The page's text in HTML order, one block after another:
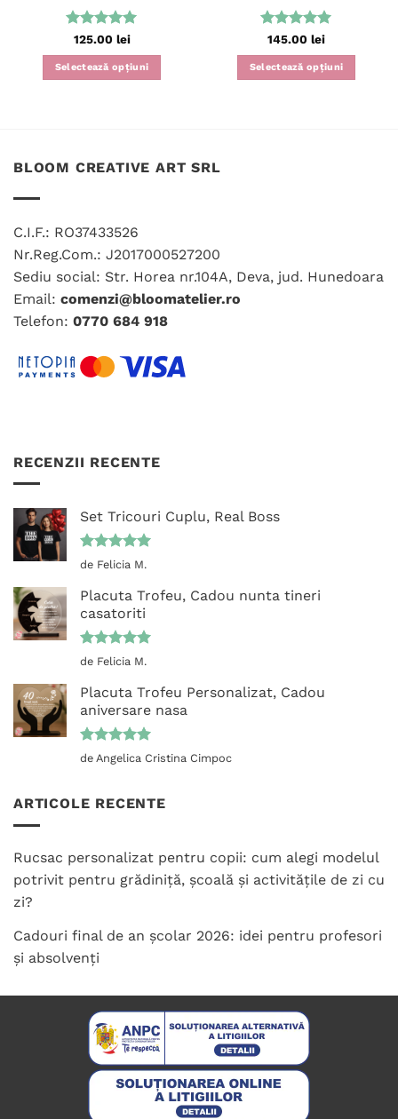
Evaluat la
5din 5
125.00 lei
Selectează opțiuni
multe
fi
alese
în
pagina
Evaluat la
5din 5
145.00 lei
Selectează opțiuni
în
BLOOM CREATIVE ART SRL
C.I.F.: RO37433526
Nr.Reg.Com.: J2017000527200
Sediu social: Str. Horea nr.104A, Deva, jud. Hunedoara
Email: comenzi@bloomatelier.ro
Telefon: 0770 684 918
RECENZII RECENTE
Set Tricouri Cuplu, Real Boss
Evaluat la
de Felicia M.
Placuta Trofeu, Cadou nunta tineri
casatoriti
Evaluat la
de Felicia M.
Placuta Trofeu Personalizat, Cadou
aniversare nasa
Evaluat la
din 5
de Angelica Cristina Cimpoc
ARTICOLE RECENTE
Rucsac personalizat pentru copii: cum alegi modelul
potrivit pentru grădiniță, școală și activitățile de zi cu
zi?
Cadouri final de an școlar 2026: idei pentru profesori
și absolvenți